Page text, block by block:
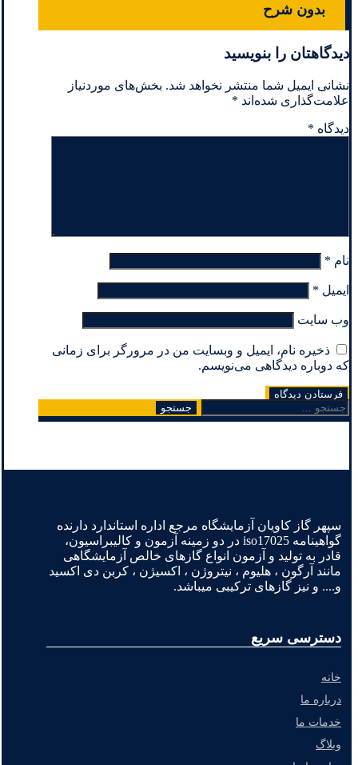
بدون شرح
دیدگاهتان را بنویسید
نشانی ایمیل شما منتشر نخواهد شد. بخش‌های موردنیاز
علامت‌گذاری شده‌اند *
دیدگاه *
نام *
ایمیل *
وب‌ سایت
ذخیره نام، ایمیل و وبسایت من در مرورگر برای زمانی
که دوباره دیدگاهی می‌نویسم.
جستجو
برای:
سپهر گاز کاویان آزمایشگاه مرجع اداره استاندارد دارنده
گواهینامه iso17025 در دو زمینه آزمون و کالیبراسیون،
قادر به تولید و آزمون انواع گازهای خالص آزمایشگاهی
مانند آرگون ، هلیوم ، نیتروژن ، اکسیژن ، کربن دی اکسید
و.... و نیز گازهای ترکیبی میباشد.
دسترسی سریع
خانه
درباره ما
خدمات ما
وبلاگ